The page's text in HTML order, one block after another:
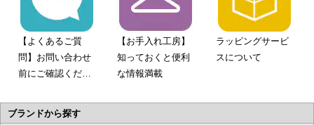
【よくあるご質
問】お問い合わせ
前にご確認くださ
【お手入れ工房】
知っておくと便利
な情報満載
ラッピングサービ
スについて
ブランドから探す